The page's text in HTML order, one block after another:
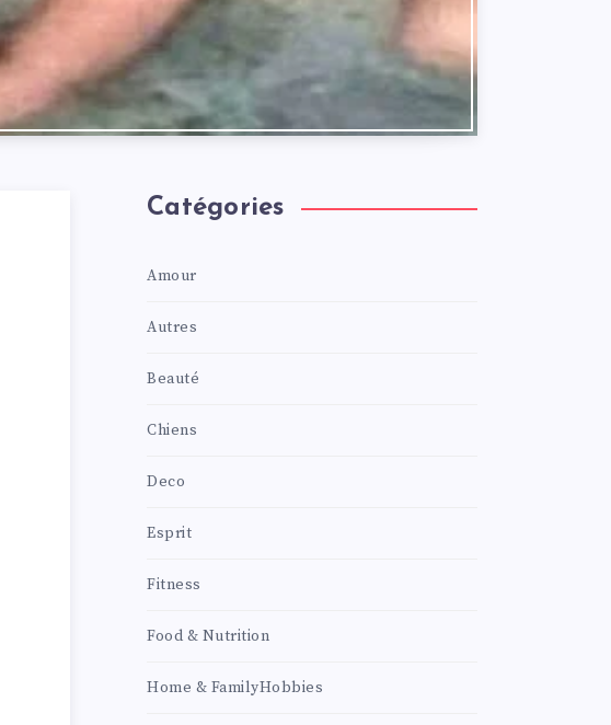
Catégories
Amour
Autres
Beauté
Chiens
Deco
Esprit
Fitness
Food & Nutrition
Home & FamilyHobbies